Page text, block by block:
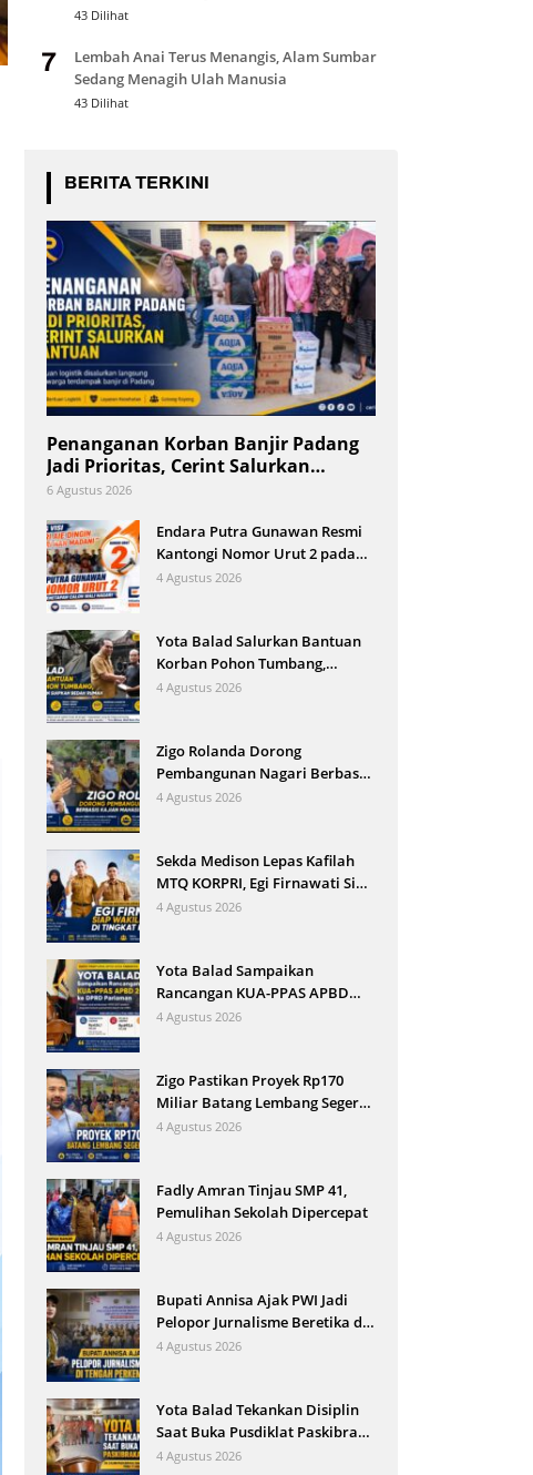
43 Dilihat
7
Lembah Anai Terus Menangis, Alam Sumbar
Sedang Menagih Ulah Manusia
43 Dilihat
BERITA TERKINI
Penanganan Korban Banjir Padang
Jadi Prioritas, Cerint Salurkan
Bantuan
6 Agustus 2026
Endara Putra Gunawan Resmi
Kantongi Nomor Urut 2 pada
Penetapan Calon Wali Nagari
4 Agustus 2026
Yota Balad Salurkan Bantuan
Korban Pohon Tumbang,
Pemkot Pariaman Siapkan
4 Agustus 2026
Zigo Rolanda Dorong
Pembangunan Nagari Berbasis
Kajian Mahasiswa KKN UNP
4 Agustus 2026
Sekda Medison Lepas Kafilah
MTQ KORPRI, Egi Firnawati Siap
Wakili Sumbar di Tingkat
4 Agustus 2026
Yota Balad Sampaikan
Rancangan KUA-PPAS APBD
Kota Pariaman 2027 ke DPRD
4 Agustus 2026
Zigo Pastikan Proyek Rp170
Miliar Batang Lembang Segera
Berjalan
4 Agustus 2026
Fadly Amran Tinjau SMP 41,
Pemulihan Sekolah Dipercepat
4 Agustus 2026
Bupati Annisa Ajak PWI Jadi
Pelopor Jurnalisme Beretika di
Tengah Perkembangan AI
4 Agustus 2026
Yota Balad Tekankan Disiplin
Saat Buka Pusdiklat Paskibraka
Pariaman
4 Agustus 2026